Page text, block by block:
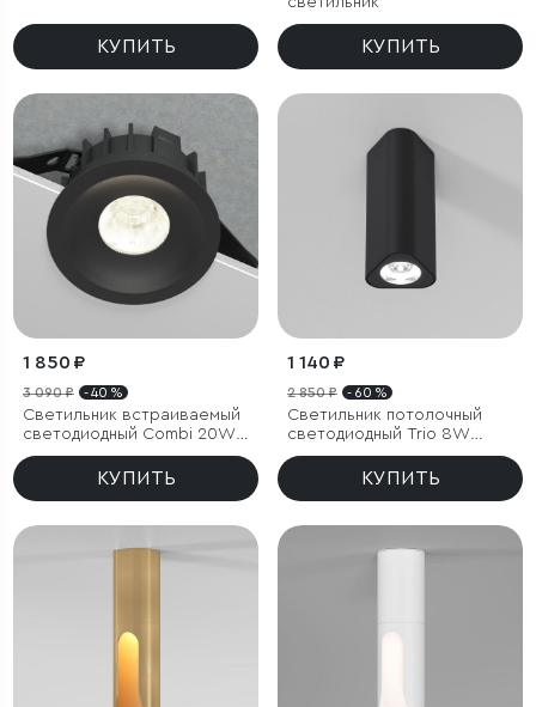
КУПИТЬ КУПИТЬ
1 850 ₽
3 090 ₽ - 40 %
Светильник встраиваемый
светодиодный Combi 20W
4000K черный
КУПИТЬ
1 140 ₽
2 850 ₽ - 60 %
Светильник потолочный
светодиодный Trio 8W
4000K черный
КУПИТЬ